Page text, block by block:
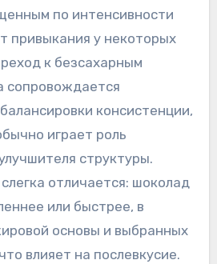
по интенсивности
привыкания у некоторых
к безсахарным
сопровождается
консистенции,
играет роль
структуры.
отличается: шоколад
или быстрее, в
основы и выбранных
влияет на послевкусие.